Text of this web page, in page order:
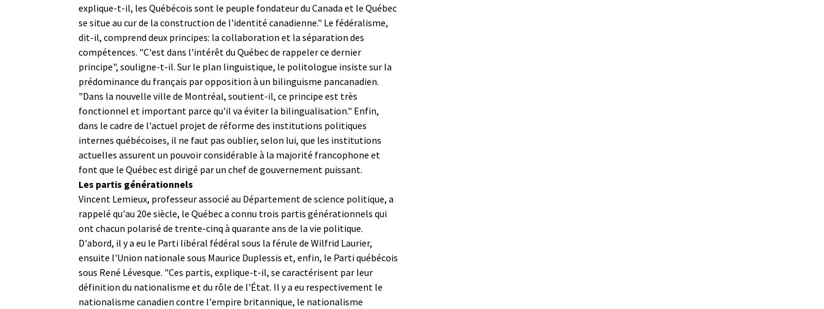
explique-t-il, les Québécois sont le peuple fondateur du Canada et le Québec
se situe au cur de la construction de l'identité canadienne." Le fédéralisme,
dit-il, comprend deux principes: la collaboration et la séparation des
compétences. "C'est dans l'intérêt du Québec de rappeler ce dernier
principe", souligne-t-il. Sur le plan linguistique, le politologue insiste sur la
prédominance du français par opposition à un bilinguisme pancanadien.
"Dans la nouvelle ville de Montréal, soutient-il, ce principe est très
fonctionnel et important parce qu'il va éviter la bilingualisation." Enfin,
dans le cadre de l'actuel projet de réforme des institutions politiques
internes québécoises, il ne faut pas oublier, selon lui, que les institutions
actuelles assurent un pouvoir considérable à la majorité francophone et
font que le Québec est dirigé par un chef de gouvernement puissant.
Les partis générationnels
Vincent Lemieux, professeur associé au Département de science politique, a
rappelé qu'au 20e siècle, le Québec a connu trois partis générationnels qui
ont chacun polarisé de trente-cinq à quarante ans de la vie politique.
D'abord, il y a eu le Parti libéral fédéral sous la férule de Wilfrid Laurier,
ensuite l'Union nationale sous Maurice Duplessis et, enfin, le Parti québécois
sous René Lévesque. "Ces partis, explique-t-il, se caractérisent par leur
définition du nationalisme et du rôle de l'État. Il y a eu respectivement le
nationalisme canadien contre l'empire britannique, le nationalisme